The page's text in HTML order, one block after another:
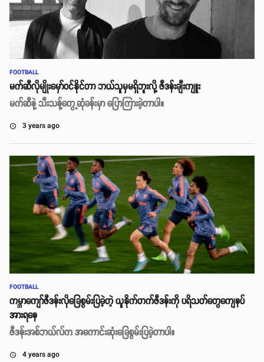
FOOTBALL
မက်ဆီလိုမျိုးမှော်ဝင်နိုင်တာ ဘယ်သူမှမရှိဘူးလို့ ဇီဒန်းချီးကျူး
မက်ဆီနဲ့ သီးသန့်တွေ့ဆုံခန်းမှာ ပြောကြားခဲ့တာပါ။
access_time 3 years ago
FOOTBALL
ကမ္ဘာကျော်ဇီဒန်းလိုခြေစွမ်းပြခဲ့တဲ့ ယူနိုက်တက်ဇီဒန်းကို ပရိသတ်တွေကျေနပ်
အားရနေ
ဇီဒန်းအစ်ဘယ်လ်က အကောင်းဆုံးခြေစွမ်းပြခဲ့တာပါ။
access_time 4 years ago